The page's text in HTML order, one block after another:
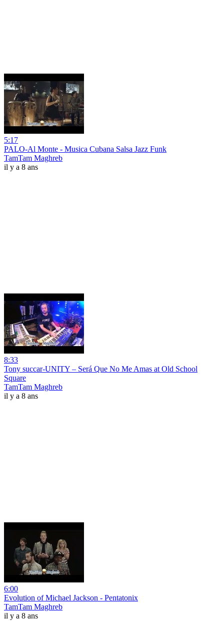
5:17
PALO-Al Monte - Musica Cubana Salsa Jazz Funk
TamTam Maghreb
il y a 8 ans
8:33
Tony succar-UNITY – Será Que No Me Amas at Old School
Square
TamTam Maghreb
il y a 8 ans
6:00
Evolution of Michael Jackson - Pentatonix
TamTam Maghreb
il y a 8 ans